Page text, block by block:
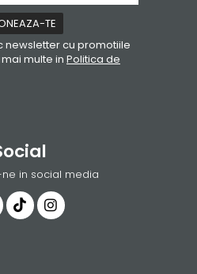
newsletter cu promotiile
multe in Politica de
in social media